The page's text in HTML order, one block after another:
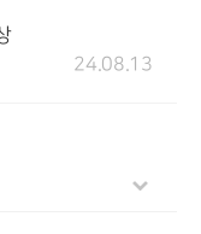
24.08.13